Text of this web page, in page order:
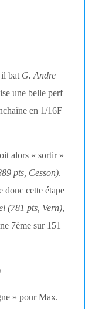
bat G. Andre
une belle perf
en 1/16F
alors « sortir »
pts, Cesson).
donc cette étape
(781 pts, Vern),
7ème sur 151
» pour Max.